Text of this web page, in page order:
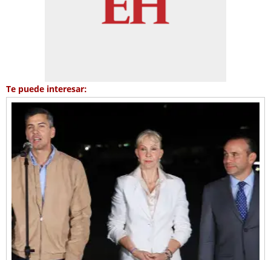
Te puede interesar: